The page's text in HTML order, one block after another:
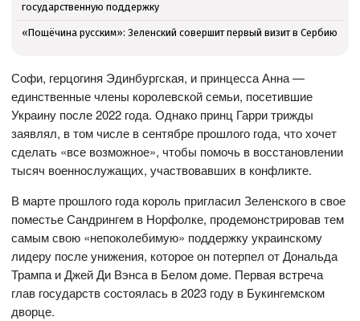
государственную поддержку
«Пощёчина русским»: Зеленский совершит первый визит в Сербию
Софи, герцогиня Эдинбургская, и принцесса Анна —
единственные члены королевской семьи, посетившие
Украину после 2022 года. Однако принц Гарри трижды
заявлял, в том числе в сентябре прошлого года, что хочет
сделать «все возможное», чтобы помочь в восстановлении
тысяч военнослужащих, участвовавших в конфликте.
В марте прошлого года король пригласил Зеленского в свое
поместье Сандрингем в Норфолке, продемонстрировав тем
самым свою «непоколебимую» поддержку украинскому
лидеру после унижения, которое он потерпел от Дональда
Трампа и Джей Ди Вэнса в Белом доме. Первая встреча
глав государств состоялась в 2023 году в Букингемском
дворце.